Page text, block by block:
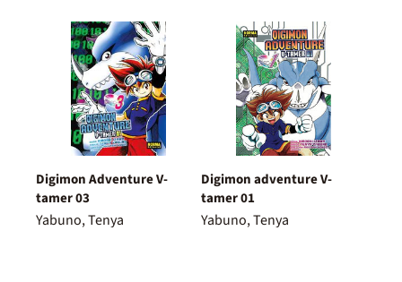
Digimon Adventure V-
tamer 03
Yabuno, Tenya
Digimon adventure V-
tamer 01
Yabuno, Tenya